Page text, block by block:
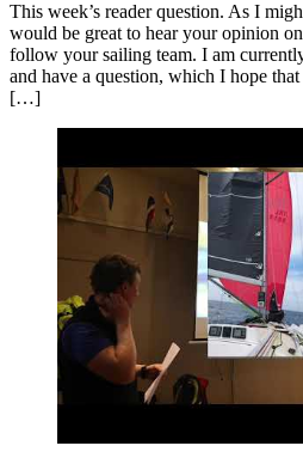
This week’s reader question. As I
would be great to hear your opinion
follow your sailing team. I am
and have a question, which I hope
[…]